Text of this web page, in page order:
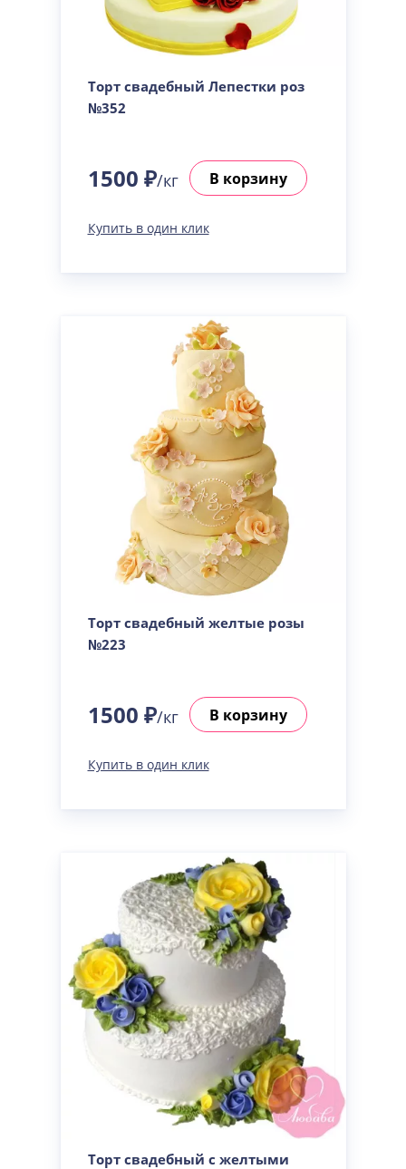
Торт свадебный Лепестки роз
№352
1500 ₽/кг В корзину
Купить в один клик
Торт свадебный желтые розы
№223
1500 ₽/кг В корзину
Купить в один клик
Торт свадебный с желтыми